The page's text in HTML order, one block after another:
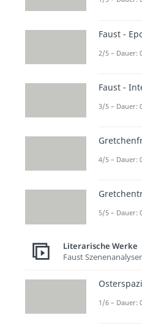
Faust -
2/5 – Dauer:
Faust -
3/5 – Dauer:
4/5 – Dauer:
5/5 – Dauer:
Literarische Werke
Faust
1/6 – Dauer: